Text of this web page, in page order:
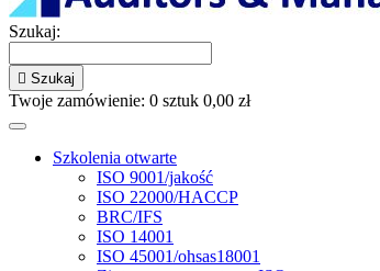
Szukaj:
 Szukaj
Twoje zamówienie: 0 sztuk 0,00 zł
Szkolenia otwarte
ISO 9001/jakość
ISO 22000/HACCP
BRC/IFS
ISO 14001
ISO 45001/ohsas18001